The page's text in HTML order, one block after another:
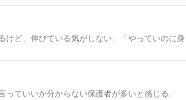
けど、伸びている気がしない」「やっていのに身
ていいか分からない保護者が多いと感じる。